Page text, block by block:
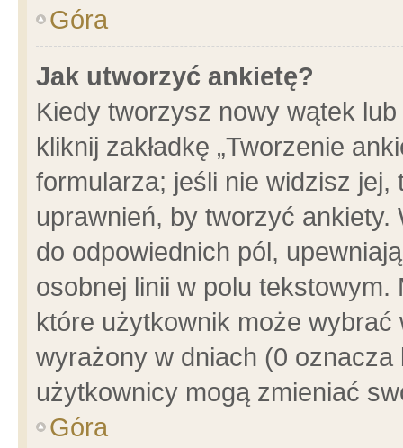
Góra
Jak utworzyć ankietę?
Kiedy tworzysz nowy wątek
kliknij zakładkę „Tworzenie
formularza; jeśli nie widzisz
uprawnień, by tworzyć ankiety.
do odpowiednich pól,
osobnej linii w polu
które użytkownik może
wyrażony w dniach (0
użytkownicy mogą zmieniać
Góra